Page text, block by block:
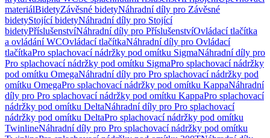
materiálBidetyZávěsné bidetyNáhradní díly pro Závěsné
bidetyStojící bidetyNáhradní díly pro Stojící
bidetyPříslušenstvíNáhradní díly pro PříslušenstvíOvládací tlačítka
a ovládání WCOvládací tlačítkaNáhradní díly pro Ovládací
tlačítkaPro splachovací nádržky pod omítku SigmaNáhradní díly pro
Pro splachovací nádržky pod omítku SigmaPro splachovací nádržky
pod omítku OmegaNáhradní díly pro Pro splachovací nádržky pod
omítku OmegaPro splachovací nádržky pod omítku KappaNáhradní
díly pro Pro splachovací nádržky pod omítku KappaPro splachovací
nádržky pod omítku DeltaNáhradní díly pro Pro splachovací
nádržky pod omítku DeltaPro splachovací nádržky pod omítku
TwinlineNáhradní díly pro Pro splachovací nádržky pod omítku